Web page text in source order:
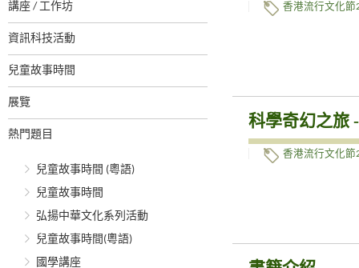
講座 / 工作坊
資訊科技活動
兒童故事時間
展覽
熱門題目
兒童故事時間 (粵語)
兒童故事時間
弘揚中華文化系列活動
兒童故事時間(粵語)
國學講座
香港流行文化節
科學奇幻之旅
香港流行文化節